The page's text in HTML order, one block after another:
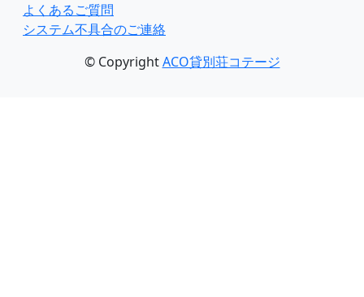
よくあるご質問
システム不具合のご連絡
© CopyrightACO貸別荘コテージ